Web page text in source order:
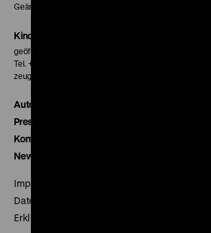
Geänderte Preise sind im Programm vermerkt.
Kinokasse
geöffnet 30 Minuten vor Beginn der ersten Vorstellung
Tel. + 49 30 20304-770
zeughauskino@dhm.de
Autor*innen
Presse
Kontakt
Newsletter
Impressum
Datenschutz
Erklärung digitale Barrierefreiheit